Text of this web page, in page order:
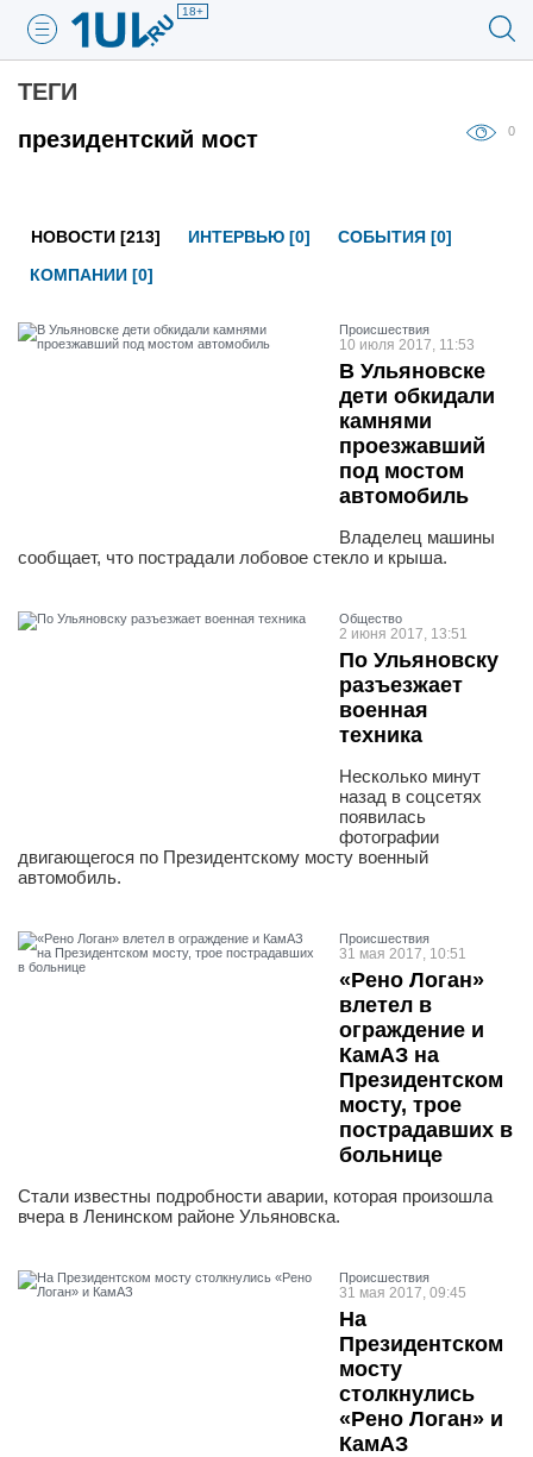
18+
ТЕГИ
президентский мост
0
НОВОСТИ [213] ИНТЕРВЬЮ [0]
СОБЫТИЯ [0]
КОМПАНИИ [0]
Проиcшествия
10 июля 2017, 11:53
В Ульяновске
дети обкидали
камнями
проезжавший
под мостом
автомобиль
Владелец машины
сообщает, что пострадали лобовое стекло и крыша.
Общество
2 июня 2017, 13:51
По Ульяновску
разъезжает
военная
техника
Несколько минут
назад в соцсетях
появилась
фотографии
двигающегося по Президентскому мосту военный
автомобиль.
Проиcшествия
31 мая 2017, 10:51
«Рено Логан»
влетел в
ограждение и
КамАЗ на
Президентском
мосту, трое
пострадавших в
больнице
Стали известны подробности аварии, которая произошла
вчера в Ленинском районе Ульяновска.
Проиcшествия
31 мая 2017, 09:45
На
Президентском
мосту
столкнулись
«Рено Логан» и
КамАЗ